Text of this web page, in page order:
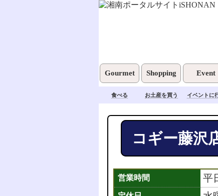
Gourmet Shopping Event
食べる お土産を買う イベントに
コギー藤沢
営業時間 平